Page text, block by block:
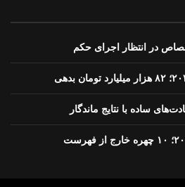
ساده با نتایج ماندگار